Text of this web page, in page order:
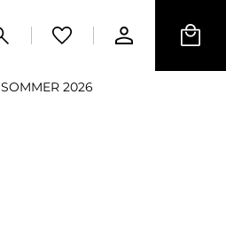
SOMMER 2026